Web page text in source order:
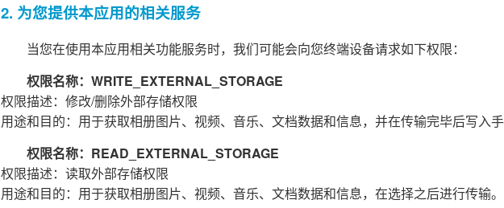
2. 为您提供本应用的相关服务
当您在使用本应用相关功能服务时，我们可能会向您终端设备请求如下权限：
权限名称：WRITE_EXTERNAL_STORAGE
权限描述：修改/删除外部存储权限
用途和目的：用于获取相册图片、视频、音乐、文档数据和信息，并在传输完毕后写入
权限名称：READ_EXTERNAL_STORAGE
权限描述：读取外部存储权限
用途和目的：用于获取相册图片、视频、音乐、文档数据和信息，在选择之后进行传输。